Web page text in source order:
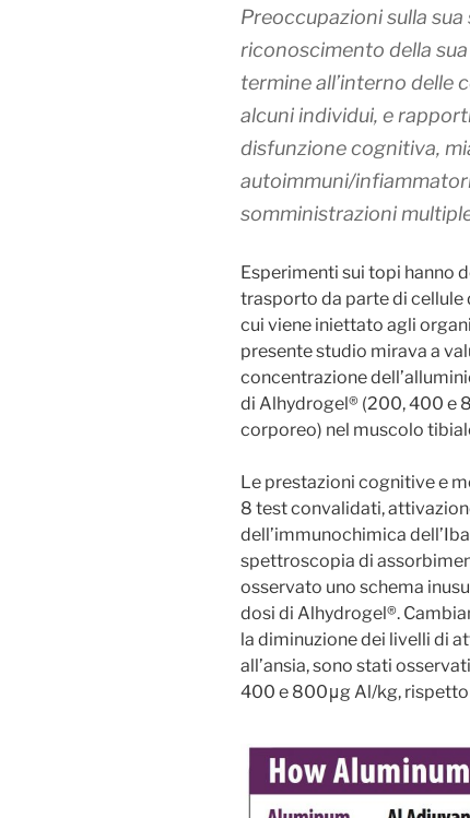
Preoccupazioni sulla
riconoscimento della
termine all’interno delle
alcuni individui, e
disfunzione cognitiva,
autoimmuni/
somministrazioni
Esperimenti sui topi hanno
trasporto da parte di
cui viene iniettato agli
presente studio mirava a
concentrazione
di Alhydrogel® (200, 400 e
corporeo) nel muscolo
Le prestazioni cognitive e
8 test convalidati,
dell’immunochimica
spettroscopia di
osservato uno schema
dosi di Alhydrogel®.
la diminuzione dei livelli di
all’ansia, sono stati
400 e 800μg Al/kg,